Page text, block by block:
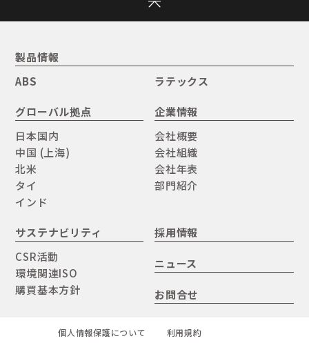
製品情報
ABS
ラテックス
グローバル拠点
日本国内
中国 (上海)
北米
タイ
インド
企業情報
会社概要
会社組織
会社年表
部門紹介
サステナビリティ
CSR活動
環境関連ISO
購買基本方針
採用情報
ニュース
お問合せ
個人情報保護について 利用規約